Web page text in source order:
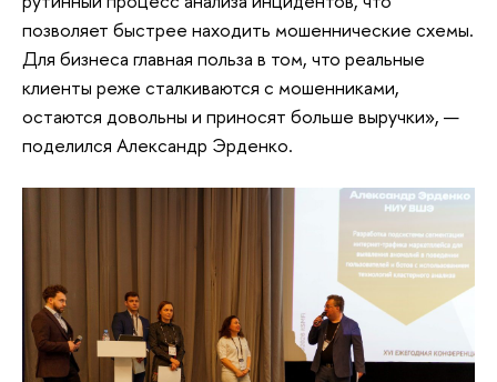
позволяет быстрее находить мошеннические схемы.
Для бизнеса главная польза в том, что реальные
клиенты реже сталкиваются с мошенниками,
остаются довольны и приносят больше выручки», —
поделился Александр Эрденко.